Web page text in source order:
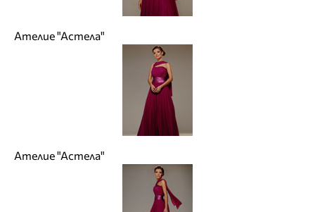
Ателие "Астела"
Ателие "Астела"